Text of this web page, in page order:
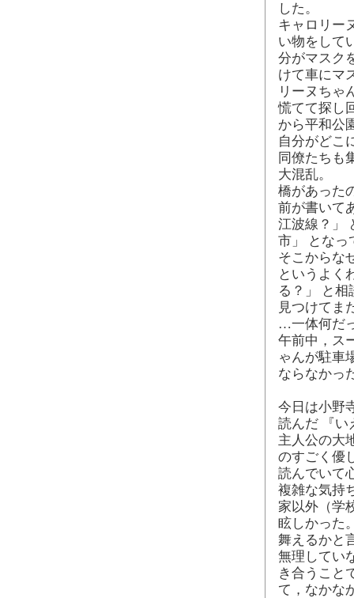
した。
キャロリー
い物をして
分がマスク
けて車にマ
リーヌちゃ
慌てて探し
から平和公
自分がどこ
同僚たちも
大混乱。
橋があった
前が書いて
江波線？」
市」 となっ
そこからな
というよく
る？」 と相
見つけてま
…一体何だ
午前中，ス
ゃんが駐車
ならなかっ
今日は小野
読んだ 『い
主人公の大
のすごく優
読んでいて
複雑な気持
家以外（学
眩しかった
舞えるかと
無理してい
き合うこと
て，なかな